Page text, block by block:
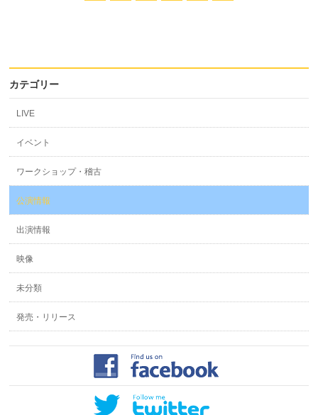
カテゴリー
LIVE
イベント
ワークショップ・稽古
公演情報
出演情報
映像
未分類
発売・リリース